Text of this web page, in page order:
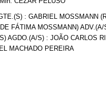
: GABRIEL MOSSMANN
FÁTIMA MOSSMANN)
AGDO.(A/S) : JOÃO CARLOS
MACHADO PEREIRA